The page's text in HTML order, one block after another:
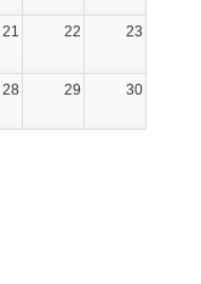
21 22 23
28 29 30